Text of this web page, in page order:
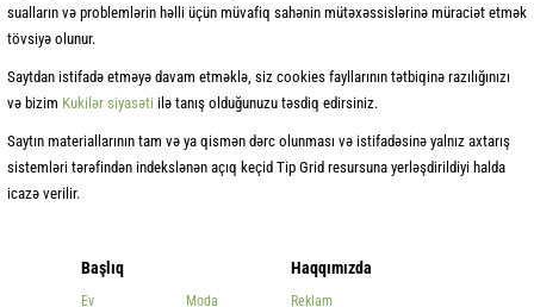
Başlıq
Ev Moda
Haqqımızda
Reklam
sualların və problemlərin həlli üçün müvafiq sahənin mütəxəssislərinə müraciət etmək
tövsiyə olunur.
Saytdan istifadə etməyə davam etməklə, siz cookies fayllarının tətbiqinə razılığınızı
və bizim Kukilər siyasəti ilə tanış olduğunuzu təsdiq edirsiniz.
Saytın materiallarının tam və ya qismən dərc olunması və istifadəsinə yalnız axtarış
sistemləri tərəfindən indekslənən açıq keçid Tip Grid resursuna yerləşdirildiyi halda
icazə verilir.